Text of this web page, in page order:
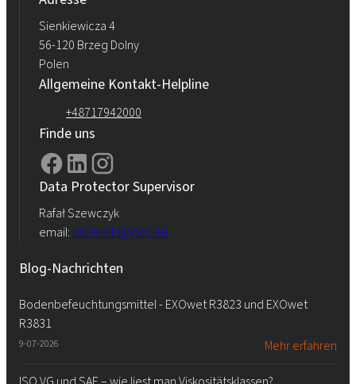
Sienkiewicza 4
56-120 Brzeg Dolny
Polen
Allgemeine Kontakt-Helpline
+48717942000
Finde uns
Data Protector Supervisor
Rafał Szewczyk
email: iod.rokita@pcc.eu
Blog-Nachrichten
Bodenbefeuchtungsmittel - EXOwet R3823 und EXOwet
R3831
9-07-2026 Mehr erfahren